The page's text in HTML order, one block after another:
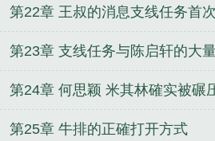
第22章 王叔的消息支线任务首
第23章 支线任务与陈启轩的大
第24章 何思颖 米其林確实被碾
第25章 牛排的正確打开方式